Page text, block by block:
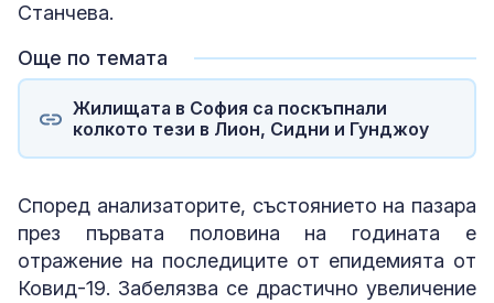
Станчева.
Още по темата
Жилищата в София са поскъпнали
колкото тези в Лион, Сидни и Гунджоу
Според анализаторите, състоянието на пазара
през първата половина на годината е
отражение на последиците от епидемията от
Ковид-19. Забелязва се драстично увеличение